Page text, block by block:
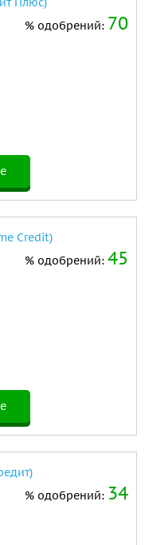
% одобрений: 70
Credit)
% одобрений: 45
% одобрений: 34